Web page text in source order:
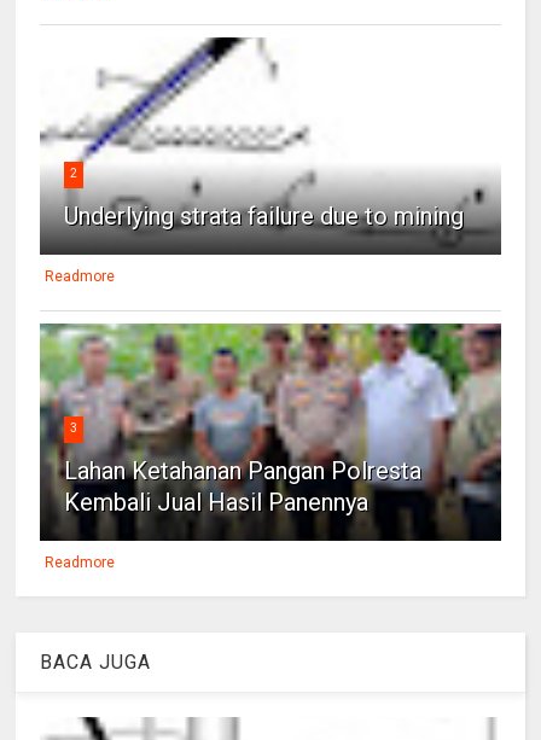
2
Underlying strata failure due to mining
Readmore
3
Lahan Ketahanan Pangan Polresta
Kembali Jual Hasil Panennya
Readmore
BACA JUGA